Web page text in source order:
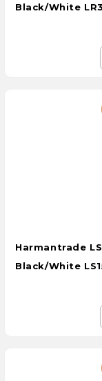
Black/White
Harmantrade
Black/White